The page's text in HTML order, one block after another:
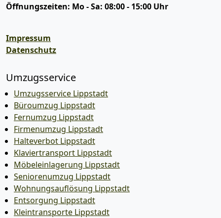
Öffnungszeiten: Mo - Sa: 08:00 - 15:00 Uhr
Impressum
Datenschutz
Umzugsservice
Umzugsservice Lippstadt
Büroumzug Lippstadt
Fernumzug Lippstadt
Firmenumzug Lippstadt
Halteverbot Lippstadt
Klaviertransport Lippstadt
Möbeleinlagerung Lippstadt
Seniorenumzug Lippstadt
Wohnungsauflösung Lippstadt
Entsorgung Lippstadt
Kleintransporte Lippstadt